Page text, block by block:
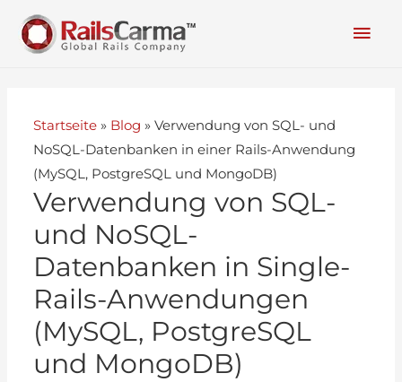
Startseite » Blog »Verwendung von SQL- und
NoSQL-Datenbanken in einer Rails-Anwendung
(MySQL, PostgreSQL und MongoDB)
Verwendung von SQL-
und NoSQL-
Datenbanken in Single-
Rails-Anwendungen
(MySQL, PostgreSQL
und MongoDB)